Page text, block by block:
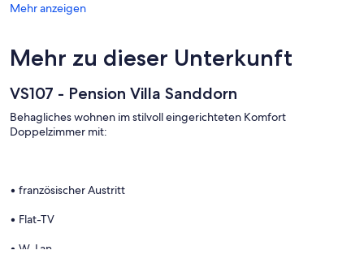
Mehr anzeigen
Mehr zu dieser Unterkunft
VS107 - Pension Villa Sanddorn
Behagliches wohnen im stilvoll eingerichteten Komfort
Doppelzimmer mit:
• französischer Austritt
• Flat-TV
• W-Lan